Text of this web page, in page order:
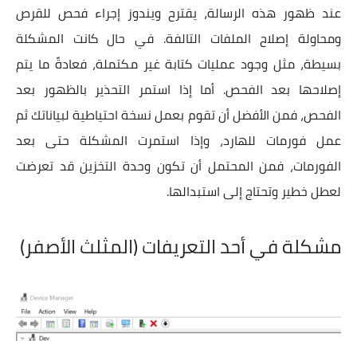
عند ظهور هذه الرسالة، يقترح ويندوز إجراء فحص للقرص
ومحاولة إصلاح الملفات التالفة. في حال كانت المشكلة
بسيطة، مثل وجود عمليات كتابة غير مكتملة، فعادةً ما يتم
إصلاحها بعد الفحص. أما إذا استمر التحذير بالظهور بعد
الفحص، فمن الأفضل أن تقوم بعمل نسخة احتياطية لبياناتك ثم
عمل فورمات للهارد، وإذا استمرت المشكلة حتى بعد
الفورمات، فمن المحتمل أن تكون وحدة التخزين قد تعرضت
لعطل خطير وتحتاج إلى استبدالها.
مشكلة في أحد التعريفات (المثلث الأصفر)